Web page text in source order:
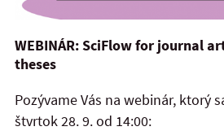
WEBINÁR: SciFlow for journal
theses
Pozývame Vás na webinár, ktorý
štvrtok 28. 9. od 14:00: